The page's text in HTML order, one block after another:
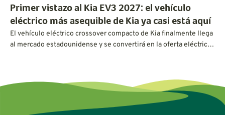
Primer vistazo al Kia EV3 2027: el vehículo
eléctrico más asequible de Kia ya casi está aquí
El vehículo eléctrico crossover compacto de Kia finalmente llega
al mercado estadounidense y se convertirá en la oferta eléctrica